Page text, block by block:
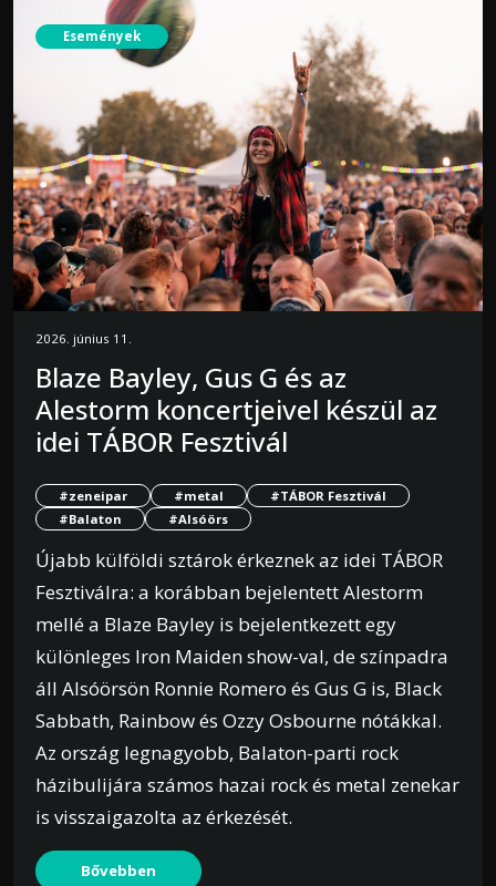
Események
2026. június 11.
Blaze Bayley, Gus G és az
Alestorm koncertjeivel készül az
idei TÁBOR Fesztivál
#zeneipar #metal
#TÁBOR Fesztivál
#Balaton
#Alsóörs
Újabb külföldi sztárok érkeznek az idei TÁBOR
Fesztiválra: a korábban bejelentett Alestorm
mellé a Blaze Bayley is bejelentkezett egy
különleges Iron Maiden show-val, de színpadra
áll Alsóörsön Ronnie Romero és Gus G is, Black
Sabbath, Rainbow és Ozzy Osbourne nótákkal.
Az ország legnagyobb, Balaton-parti rock
házibulijára számos hazai rock és metal zenekar
is visszaigazolta az érkezését.
Bővebben